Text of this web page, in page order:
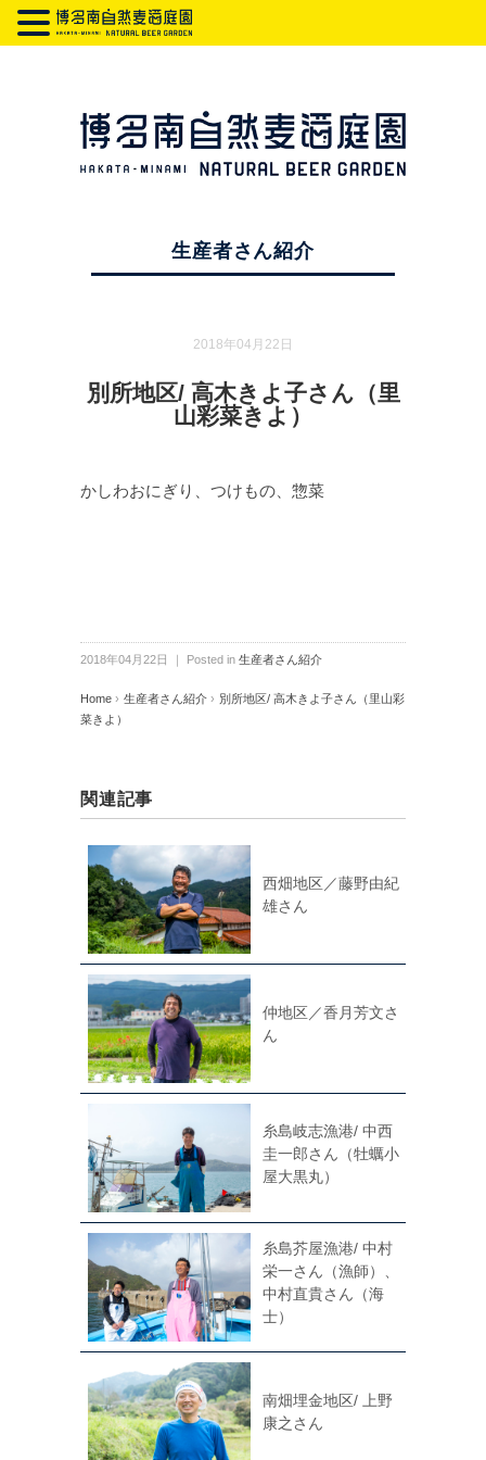
生産者さん紹介
2018年04月22日
別所地区/ 高木きよ子さん（里
山彩菜きよ）
かしわおにぎり、つけもの、惣菜
2018年04月22日 ｜ Posted in 生産者さん紹介
Home › 生産者さん紹介 › 別所地区/ 高木きよ子さん（里山彩
菜きよ）
関連記事
西畑地区／藤野由紀
雄さん
仲地区／香月芳文さ
ん
糸島岐志漁港/ 中西
圭一郎さん（牡蠣小
屋大黒丸）
糸島芥屋漁港/ 中村
栄一さん（漁師）、
中村直貴さん（海
士）
南畑埋金地区/ 上野
康之さん